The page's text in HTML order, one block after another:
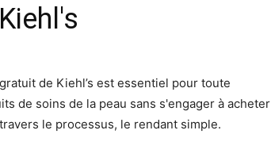
de Kiehl’s est essentiel pour toute
de soins de la peau sans s'engager à acheter
le processus, le rendant simple.